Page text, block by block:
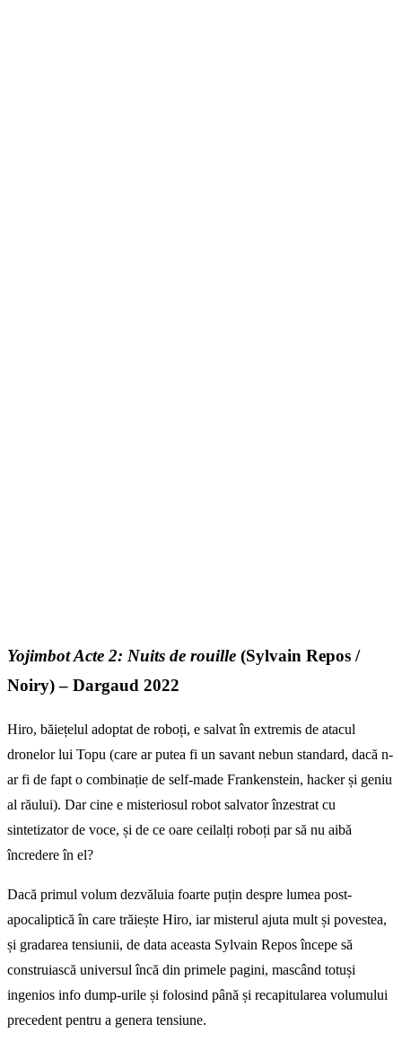
Yojimbot Acte 2: Nuits de rouille (Sylvain Repos /
Noiry) – Dargaud 2022
Hiro, băiețelul adoptat de roboți, e salvat în extremis de atacul
dronelor lui Topu (care ar putea fi un savant nebun standard, dacă n-
ar fi de fapt o combinație de self-made Frankenstein, hacker și geniu
al răului). Dar cine e misteriosul robot salvator înzestrat cu
sintetizator de voce, și de ce oare ceilalți roboți par să nu aibă
încredere în el?
Dacă primul volum dezvăluia foarte puțin despre lumea post-
apocaliptică în care trăiește Hiro, iar misterul ajuta mult și povestea,
și gradarea tensiunii, de data aceasta Sylvain Repos începe să
construiască universul încă din primele pagini, mascând totuși
ingenios info dump-urile și folosind până și recapitularea volumului
precedent pentru a genera tensiune.